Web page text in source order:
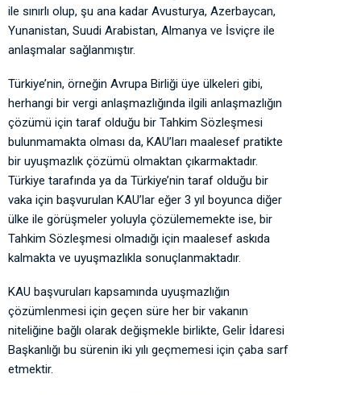
ile sınırlı olup, şu ana kadar Avusturya, Azerbaycan,
Yunanistan, Suudi Arabistan, Almanya ve İsviçre ile
anlaşmalar sağlanmıştır.
Türkiye’nin, örneğin Avrupa Birliği üye ülkeleri gibi,
herhangi bir vergi anlaşmazlığında ilgili anlaşmazlığın
çözümü için taraf olduğu bir Tahkim Sözleşmesi
bulunmamakta olması da, KAU’ları maalesef pratikte
bir uyuşmazlık çözümü olmaktan çıkarmaktadır.
Türkiye tarafında ya da Türkiye’nin taraf olduğu bir
vaka için başvurulan KAU’lar eğer 3 yıl boyunca diğer
ülke ile görüşmeler yoluyla çözülememekte ise, bir
Tahkim Sözleşmesi olmadığı için maalesef askıda
kalmakta ve uyuşmazlıkla sonuçlanmaktadır.
KAU başvuruları kapsamında uyuşmazlığın
çözümlenmesi için geçen süre her bir vakanın
niteliğine bağlı olarak değişmekle birlikte, Gelir İdaresi
Başkanlığı bu sürenin iki yılı geçmemesi için çaba sarf
etmektir.